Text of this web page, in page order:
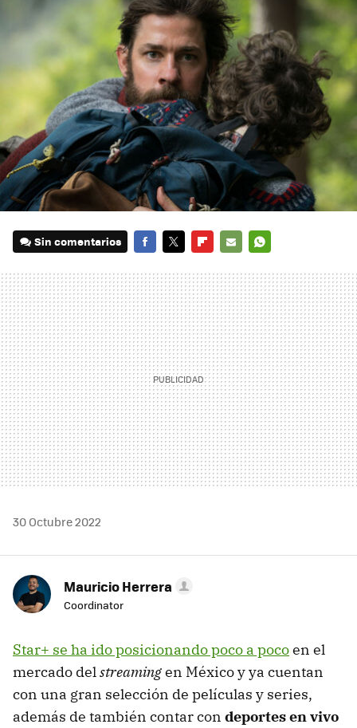
Sin comentarios
MAIL
30 Octubre 2022
Mauricio Herrera
Coordinator
Star+ se ha ido posicionando poco a pocoen el
mercado delstreamingen México y ya cuentan
con una gran selección de películas y series,
además de también contar con deportes en vivo